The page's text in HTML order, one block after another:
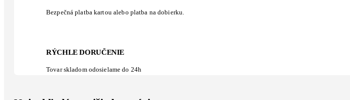
Bezpečná platba kartou alebo platba na dobierku.
RÝCHLE DORUČENIE
Tovar skladom odosielame do 24h